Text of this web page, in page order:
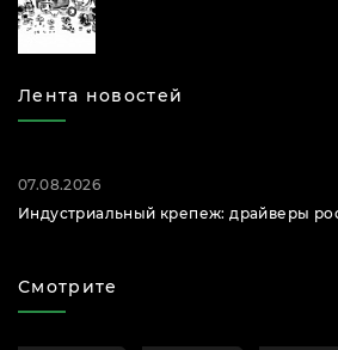
Лента новостей
07.08.2026
Индустриальный крепеж: драйверы
Смотрите